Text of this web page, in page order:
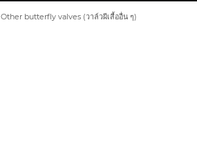
Other butterfly valves (วาล์วผีเสื้ออื่น ๆ)